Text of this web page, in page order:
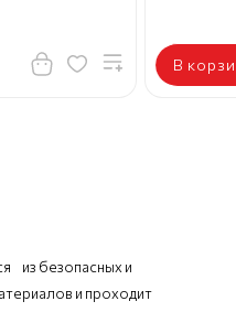
В
из безопасных и
и проходит